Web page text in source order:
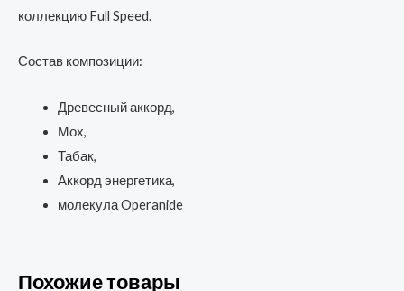
коллекцию Full Speed.
Состав композиции:
Древесный аккорд,
Мох,
Табак,
Аккорд энергетика,
молекула Operanide
Похожие товары